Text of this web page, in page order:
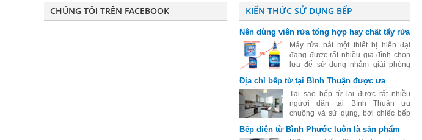
CHÚNG TÔI TRÊN FACEBOOK KIẾN THỨC SỬ DỤNG BẾP
Nên dùng viên rửa tổng hợp hay chất tẩy rửa
riêng biệt cho máy rửa bátMáy rửa bát một thiết bị hiện đại
đang được rất nhiều gia đình chọn
lựa để sử dụng nhằm giải phóng
việc mệt mỏi. Đối với những người
đang tìm hiểu và mới sử dụng máy
rửa
Địa chỉ bếp từ tại Bình Thuận được ưa
chuộng
Tại sao bếp từ lại được rất nhiều
người dân tại Bình Thuận ưu
chuộng và sử dụng, bởi chiếc bếp
mã đến kiểu dáng cực kỳ sang trọng
Bếp điện từ Bình Phước luôn là sản phẩm